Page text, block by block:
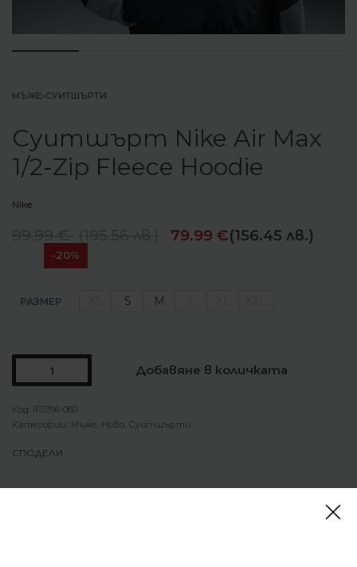
МЪЖЕ›СУИТШЪРТИ
Суитшърт Nike Air Max
1/2-Zip Fleece Hoodie
Nike
79.99 €(156.45 лв.)
-20%
РАЗМЕР S M
Добавяне в количката
IF0396-060
Категории: Мъже Ново Суитшърти
СПОДЕЛИ